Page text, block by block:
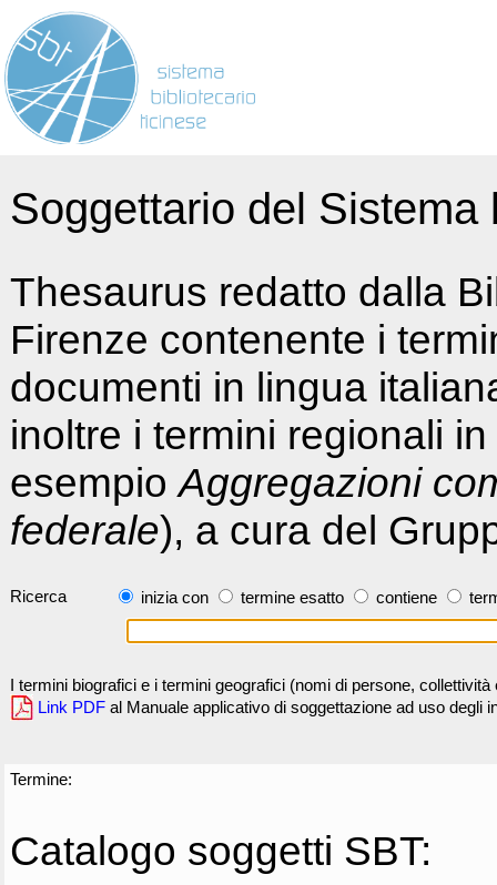
Soggettario del
Thesaurus redatto dalla
Firenze contenente i
documenti in lingua
inoltre i termini regionali
esempioAggregazioni
federale), a cura del
Ricerca inizia con termine esatto contiene
I termini biografici e i termini geografici (nomi di persone,
Link PDF al Manuale applicativo di soggettazione ad uso degli
Termine:
Catalogo soggetti SBT: